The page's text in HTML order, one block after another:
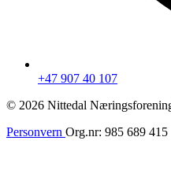
+47 907 40 107
© 2026 Nittedal
Personvern Org.nr: 985 689 415